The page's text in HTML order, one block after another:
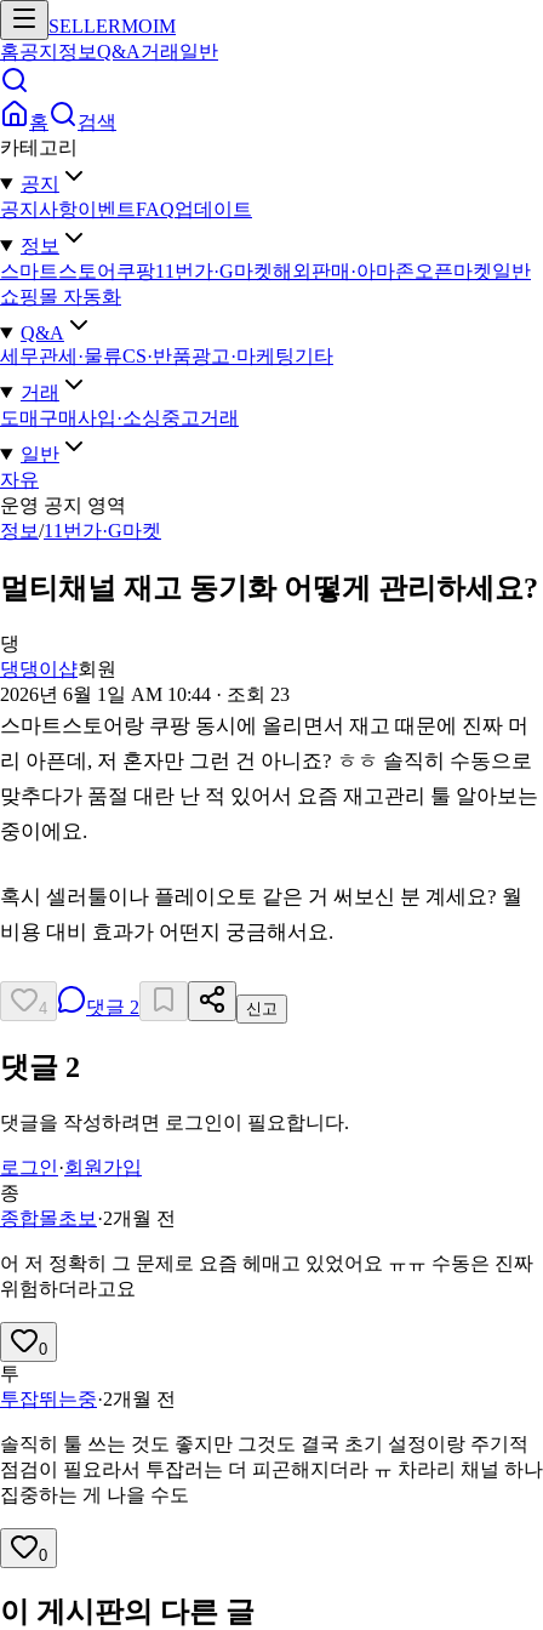
SELLERMOIM
홈공지 정보Q&A거래 일반
홈
검색
카테고리
공지
공지사항이벤트FAQ업데이트
정보
스마트스토어 쿠팡11번가·G마켓해외판매·아마존오픈마켓일반
쇼핑몰 자동화
Q&A
세무관세·물류CS·반품광고·마케팅기타
거래
도매구매사입·소싱중고거래
일반
자유
운영 공지 영역
정보/11번가·G마켓
멀티채널 재고 동기화 어떻게 관리하세요?
댕
댕댕이샵회원
2026년 6월 1일 AM 10:44 · 조회 23
스마트스토어랑 쿠팡 동시에 올리면서 재고 때문에 진짜 머
리 아픈데, 저 혼자만 그런 건 아니죠? ㅎㅎ 솔직히 수동으로
맞추다가 품절 대란 난 적 있어서 요즘 재고관리 툴 알아보는
중이에요.
혹시 셀러툴이나 플레이오토 같은 거 써보신 분 계세요? 월
비용 대비 효과가 어떤지 궁금해서요.
4 댓글 2 신고
댓글 2
댓글을 작성하려면 로그인이 필요합니다.
로그인·회원가입
종
종합몰초보 ·2개월 전
어 저 정확히 그 문제로 요즘 헤매고 있었어요 ㅠㅠ 수동은 진짜
위험하더라고요
0
투
투잡뛰는중·2개월 전
솔직히 툴 쓰는 것도 좋지만 그것도 결국 초기 설정이랑 주기적
점검이 필요라서 투잡러는 더 피곤해지더라 ㅠ 차라리 채널 하나
집중하는 게 나을 수도
0
이 게시판의 다른 글